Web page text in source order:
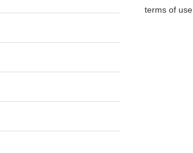
terms of use